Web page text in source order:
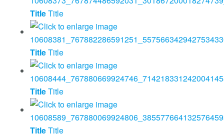
TitleTitle
TitleTitle
TitleTitle
TitleTitle